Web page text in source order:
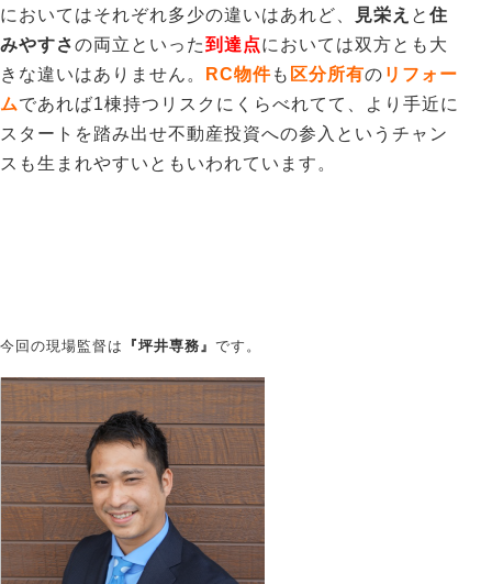
においてはそれぞれ多少の違いはあれど、
見栄え と 住
みやすさの両立といった到達点においては双方とも大
きな違いはありません。
RC物件も 区分所有の リフォー
ムであれば1棟持つリスクにくらべれてて、より手近に
スタートを踏み出せ不動産投資への参入というチャン
スも生まれやすいともいわれています。
今回の現場監督は 『坪井専務』 です。